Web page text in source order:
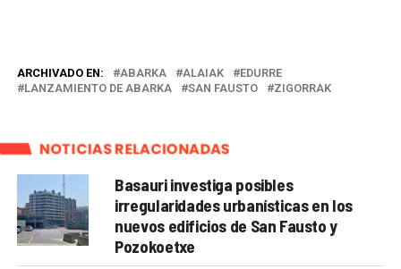
ARCHIVADO EN: ABARKA ALAIAK
EDURRE
LANZAMIENTO DE ABARKA
SAN FAUSTO ZIGORRAK
NOTICIAS RELACIONADAS
Basauri investiga posibles
irregularidades urbanísticas en los
nuevos edificios de San Fausto y
Pozokoetxe